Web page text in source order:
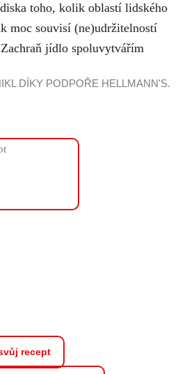
toho, kolik oblastí lidského
moc souvisí (ne)udržitelností
jídlo spoluvytvářím
DÍKY PODPOŘE HELLMANN'S.
recept